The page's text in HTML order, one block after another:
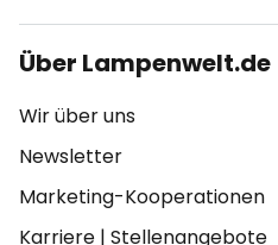
Über Lampenwelt.de
Wir über uns
Newsletter
Marketing-Kooperationen
Karriere | Stellenangebote